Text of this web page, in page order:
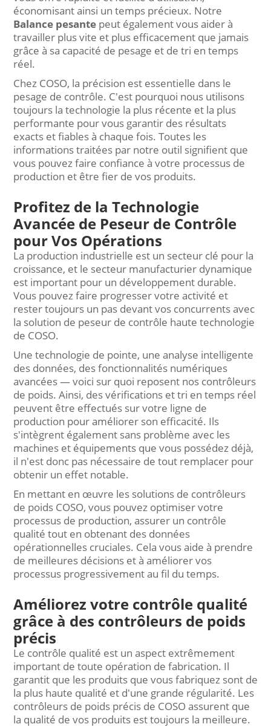
économisant ainsi un temps précieux. Notre
Balance pesante peut également vous aider à
travailler plus vite et plus efficacement que jamais
grâce à sa capacité de pesage et de tri en temps
réel.
Chez COSO, la précision est essentielle dans le
pesage de contrôle. C'est pourquoi nous utilisons
toujours la technologie la plus récente et la plus
performante pour vous garantir des résultats
exacts et fiables à chaque fois. Toutes les
informations traitées par notre outil signifient que
vous pouvez faire confiance à votre processus de
production et être fier de vos produits.
Profitez de la Technologie
Avancée de Peseur de Contrôle
pour Vos Opérations
La production industrielle est un secteur clé pour la
croissance, et le secteur manufacturier dynamique
est important pour un développement durable.
Vous pouvez faire progresser votre activité et
rester toujours un pas devant vos concurrents avec
la solution de peseur de contrôle haute technologie
de COSO.
Une technologie de pointe, une analyse intelligente
des données, des fonctionnalités numériques
avancées — voici sur quoi reposent nos contrôleurs
de poids. Ainsi, des vérifications et tri en temps réel
peuvent être effectués sur votre ligne de
production pour améliorer son efficacité. Ils
s'intègrent également sans problème avec les
machines et équipements que vous possédez déjà,
il n'est donc pas nécessaire de tout remplacer pour
obtenir un effet notable.
En mettant en œuvre les solutions de contrôleurs
de poids COSO, vous pouvez optimiser votre
processus de production, assurer un contrôle
qualité tout en obtenant des données
opérationnelles cruciales. Cela vous aide à prendre
de meilleures décisions et à améliorer vos
processus progressivement au fil du temps.
Améliorez votre contrôle qualité
grâce à des contrôleurs de poids
précis
Le contrôle qualité est un aspect extrêmement
important de toute opération de fabrication. Il
garantit que les produits que vous fabriquez sont de
la plus haute qualité et d'une grande régularité. Les
contrôleurs de poids précis de COSO assurent que
la qualité de vos produits est toujours la meilleure.